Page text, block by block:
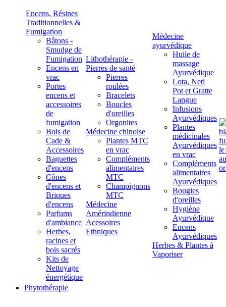
Encens, Résines
Traditionnelles &
Fumigation
Bâtons -
Smudge de
Fumigation
Encens en
vrac
Portes
encens et
accessoires
de
fumigation
Bois de
Cade &
Accessoires
Baguettes
d'encens
Cônes
d'encens et
Briques
d'encens
Parfums
d'ambiance
Herbes,
racines et
bois sacrés
Kits de
Nettoyage
énergétique
Lithothérapie -
Pierres de santé
Pierres
roulées
Bracelets
Boucles
d'oreilles
Orgonites
Médecine chinoise
Plantes MTC
en vrac
Compléments
alimentaires
MTC
Champignons
MTC
Médecine
Amérindienne
Acessoires
Ethniques
Médecine
ayurvédique
Huile de
massage
Ayurvédique
Lota, Neti
Pot et Gratte
Langue
Infusions
Ayurvédiques
Plantes
médicinales
Ayurvédiques
en vrac
Compléments
alimentaires
Ayurvédiques
Bougies
d'oreilles
Hygiène
Ayurvédique
Encens
Ayurvédiques
Herbes & Plantes à
Vaporiser
Phytothérapie